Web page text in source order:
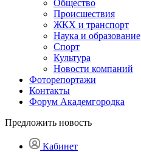
Общество
Происшествия
ЖКХ и транспорт
Наука и образование
Спорт
Культура
Новости компаний
Фоторепортажи
Контакты
Форум Академгородка
Предложить новость
Кабинет